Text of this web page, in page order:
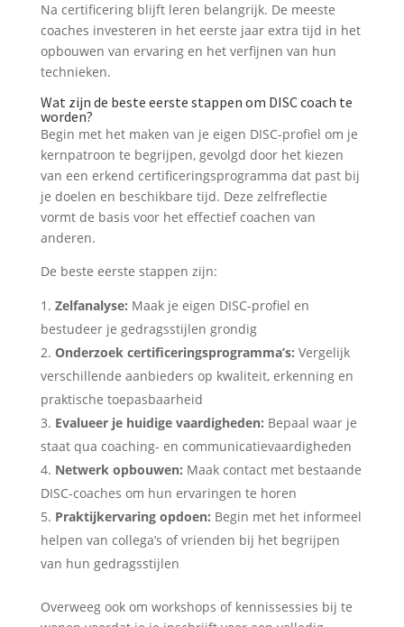
Na certificering blijft leren belangrijk. De meeste
coaches investeren in het eerste jaar extra tijd in het
opbouwen van ervaring en het verfijnen van hun
technieken.
Wat zijn de beste eerste stappen om DISC coach te
worden?
Begin met het maken van je eigen DISC-profiel om je
kernpatroon te begrijpen, gevolgd door het kiezen
van een erkend certificeringsprogramma dat past bij
je doelen en beschikbare tijd. Deze zelfreflectie
vormt de basis voor het effectief coachen van
anderen.
De beste eerste stappen zijn:
Zelfanalyse: Maak je eigen DISC-profiel en
bestudeer je gedragsstijlen grondig
Onderzoek certificeringsprogramma’s: Vergelijk
verschillende aanbieders op kwaliteit, erkenning en
praktische toepasbaarheid
Evalueer je huidige vaardigheden: Bepaal waar je
staat qua coaching- en communicatievaardigheden
Netwerk opbouwen: Maak contact met bestaande
DISC-coaches om hun ervaringen te horen
Praktijkervaring opdoen: Begin met het informeel
helpen van collega’s of vrienden bij het begrijpen
van hun gedragsstijlen
Overweeg ook om workshops of kennissessies bij te